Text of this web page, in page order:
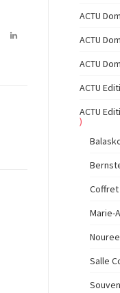
ACTU
ACTU
ACTU
ACTU
ACTU
)
Coffret
Marie-
Salle